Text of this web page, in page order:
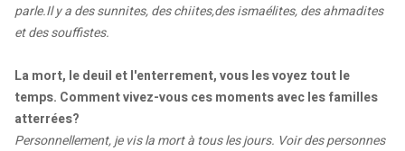
parle.Il y a des sunnites, des chiites,des ismaélites, des ahmadites
et des souffistes.
La mort, le deuil et l'enterrement, vous les voyez tout le
temps. Comment vivez-vous ces moments avec les familles
atterrées?
Personnellement, je vis la mort à tous les jours. Voir des personnes